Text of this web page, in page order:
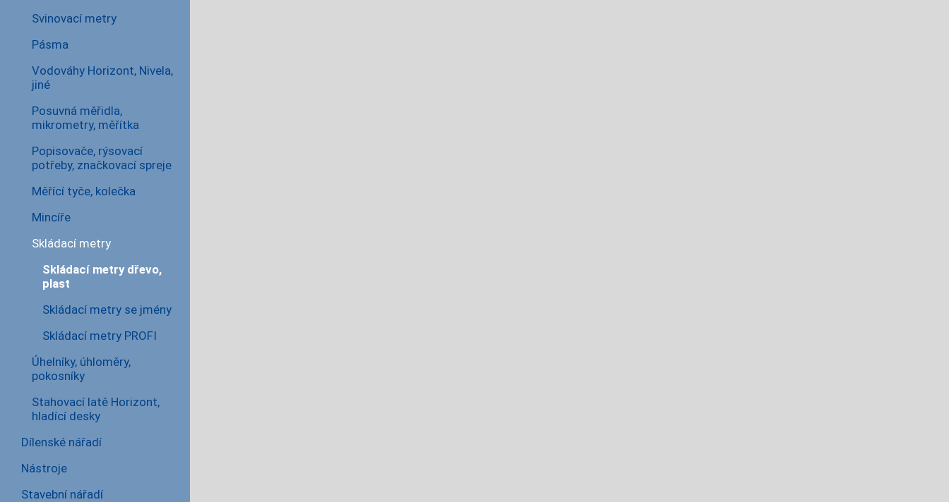
Svinovací metry
Pásma
Vodováhy Horizont, Nivela,
jiné
Posuvná měřidla,
mikrometry, měřítka
Popisovače, rýsovací
potřeby, značkovací spreje
Měřící tyče, kolečka
Mincíře
Skládací metry
Skládací metry dřevo,
plast
Skládací metry se jmény
Skládací metry PROFI
Úhelníky, úhloměry,
pokosníky
Stahovací latě Horizont,
hladící desky
Dílenské nářadí
Nástroje
Stavební nářadí